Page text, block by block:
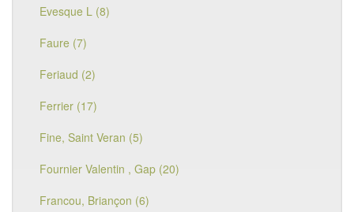
Evesque L (8)
Faure (7)
Feriaud (2)
Ferrier (17)
Fine, Saint Veran (5)
Fournier Valentin , Gap (20)
Francou, Briançon (6)